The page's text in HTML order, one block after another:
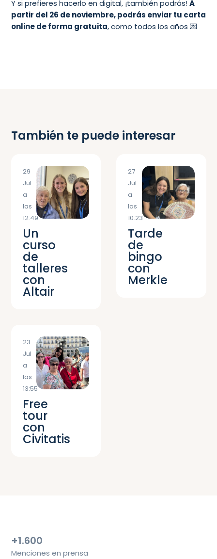
Y si prefieres hacerlo en digital, ¡también podrás!A
partir del 26 de noviembre, podrás enviar tu carta
online de forma gratuita, como todos los años 💌
También te puede interesar
29
Jul
a
las
12:49
Un
curso
de
talleres
con
Altair
27
Jul
a
las
10:23
Tarde
de
bingo
con
Merkle
23
Jul
a
las
13:55
Free
tour
con
Civitatis
+1.600
Menciones en prensa